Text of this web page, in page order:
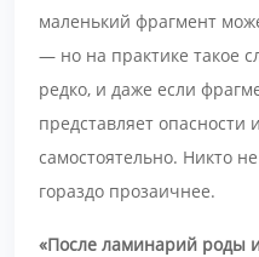
маленький фрагмент
— но на практике такое
редко, и даже если
представляет опасности
самостоятельно. Никто
гораздо прозаичнее.
«После ламинарий роды